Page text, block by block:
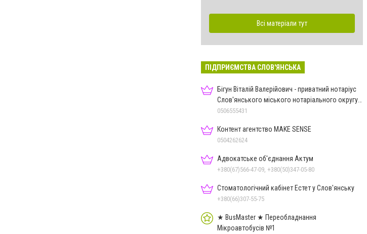
Всі матеріали тут
ПІДПРИЄМСТВА СЛОВ'ЯНСЬКА
Бігун Віталій Валерійович - приватний нотаріус
Слов'янського міського нотаріального округу
Дон.обл.
0506555431
Контент агентство MAKE SENSE
0504262624
Адвокатське об'єднання Актум
+380(67)566-47-09, +380(50)347-05-80
Стоматологічний кабінет Естет у Слов'янську
+380(66)307-55-75
★ BusMaster ★ Переобладнання
Мікроавтобусів №1